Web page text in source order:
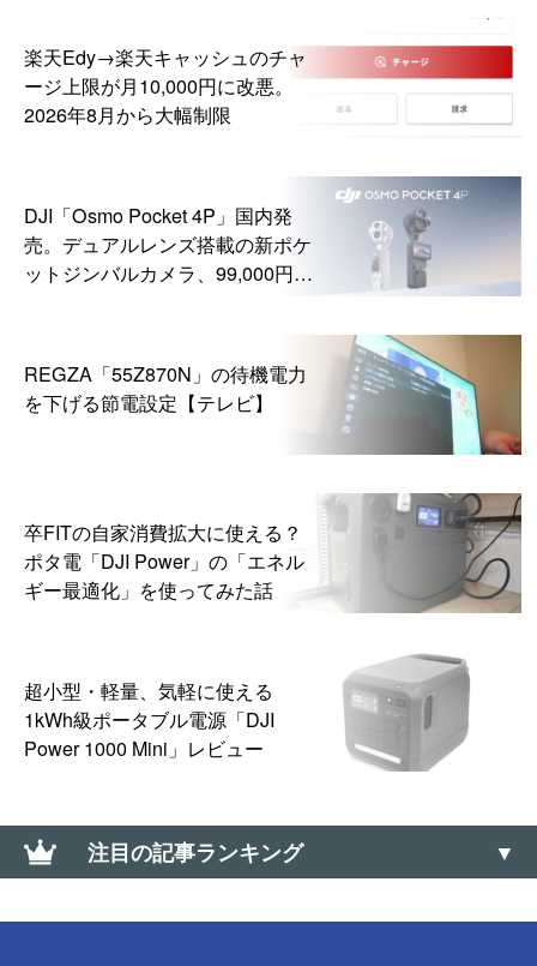
楽天Edy→楽天キャッシュのチャ
ージ上限が月10,000円に改悪。
2026年8月から大幅制限
DJI「Osmo Pocket 4P」国内発
売。デュアルレンズ搭載の新ポケ
ットジンバルカメラ、99,000円か
REGZA「55Z870N」の待機電力
を下げる節電設定【テレビ】
卒FITの自家消費拡大に使える？
ポタ電「DJI Power」の「エネル
ギー最適化」を使ってみた話
超小型・軽量、気軽に使える
1kWh級ポータブル電源「DJI
Power 1000 Mini」レビュー
注目の記事ランキング